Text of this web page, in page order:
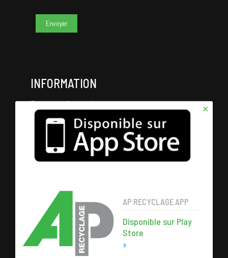
INFORMATION
Si vous avez des question, vous pouvez nous contacter par
email, par téléphone ou nous envoyer un message via le
formulaire de contact ci-contre.
✕
AP RECYCLAGE APP
Disponible sur Play
Store